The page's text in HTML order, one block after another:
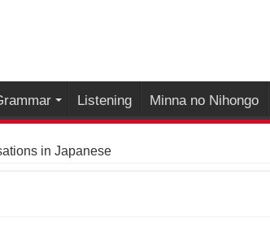
Listening Minna no Nihongo
in Japanese